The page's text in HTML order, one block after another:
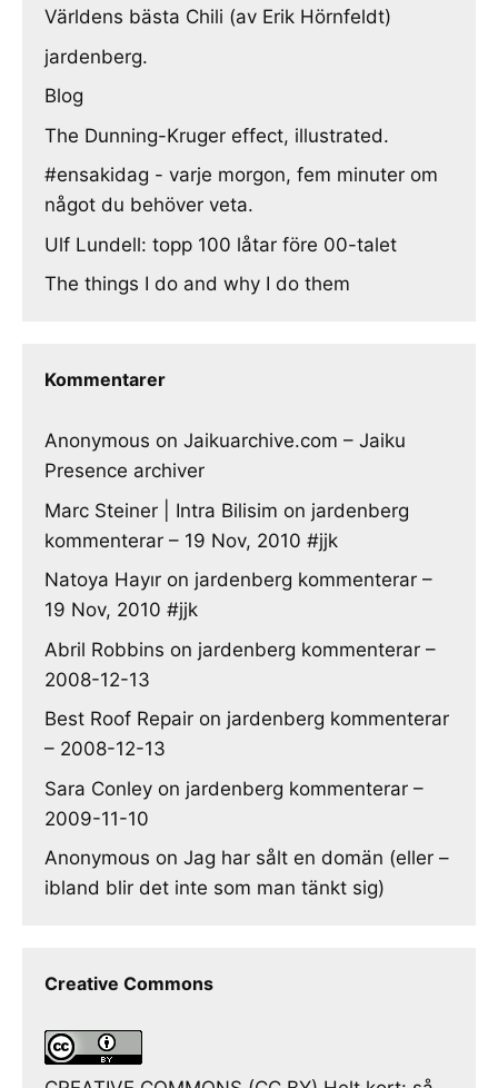
Världens bästa Chili (av Erik Hörnfeldt)
jardenberg.
Blog
The Dunning-Kruger effect, illustrated.
#ensakidag - varje morgon, fem minuter om
något du behöver veta.
Ulf Lundell: topp 100 låtar före 00-talet
The things I do and why I do them
Kommentarer
Anonymous on Jaikuarchive.com – Jaiku
Presence archiver
Marc Steiner | Intra Bilisim on jardenberg
kommenterar – 19 Nov, 2010 #jjk
Natoya Hayır on jardenberg kommenterar –
19 Nov, 2010 #jjk
Abril Robbins on jardenberg kommenterar –
2008-12-13
Best Roof Repair on jardenberg kommenterar
– 2008-12-13
Sara Conley on jardenberg kommenterar –
2009-11-10
Anonymous on Jag har sålt en domän (eller –
ibland blir det inte som man tänkt sig)
Creative Commons